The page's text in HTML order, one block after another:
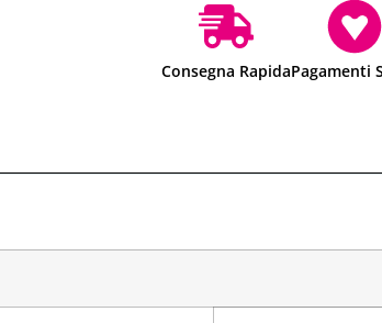
Consegna RapidaPagamenti